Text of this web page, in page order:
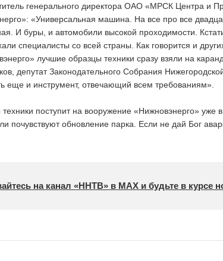
генерального директора ОАО «МРСК Центра и
«Универсальная машина. На все про все
И буры, и автомобили высокой проходимости.
специалисты со всей страны. Как говорится и
лучшие образцы техники сразу взяли на
депутат Законодательного Собрания
еще и инструмент, отвечающий всем требованиям».
техники поступит на вооружение «Нижновэнерго»
почувствуют обновление парка. Если не дай Бог
на канал «ННТВ» в МАХ и будьте в курсе